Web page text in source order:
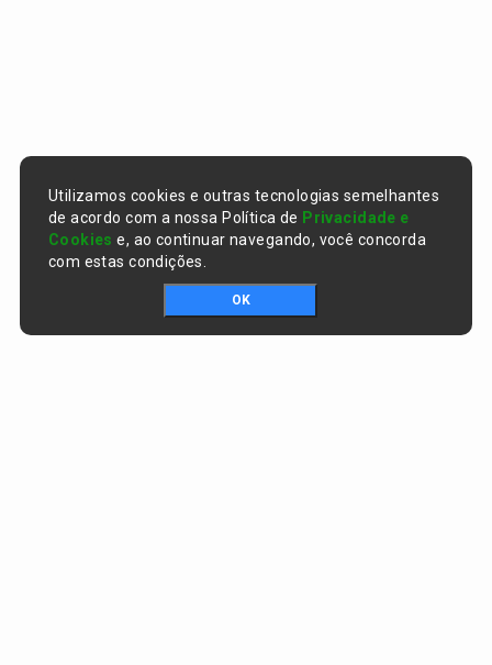
Utilizamos cookies e outras tecnologias semelhantes
de acordo com a nossa Política de Privacidade e
Cookies e, ao continuar navegando, você concorda
com estas condições.
OK